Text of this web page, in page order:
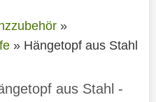
»
» Hängetopf aus Stahl
aus Stahl -